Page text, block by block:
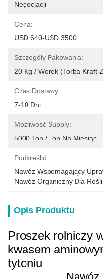
Negocjacji
Cena:
USD 640-USD 3500
Szczegóły Pakowania:
20 Kg / Worek (torba Kraft
Czas Dostawy:
7-10 Dni
Możliwość Supply:
5000 Ton / Ton Na Miesiąc
Podkreślić:
Nawóz Wspomagający
Nawóz Organiczny Dla
Opis Produktu
Proszek rolniczy
kwasem
tytoniu
Nawóz